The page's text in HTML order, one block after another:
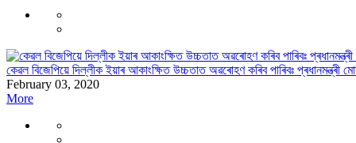
কেৱল বিজেপিয়ে দিল্লীক ইয়াৰ আকাংক্ষিত উচ্চতাত অৱৰোহণ কৰিব পাৰিবঃ প্ৰধানমন্ত্ৰী
February 03, 2020
More